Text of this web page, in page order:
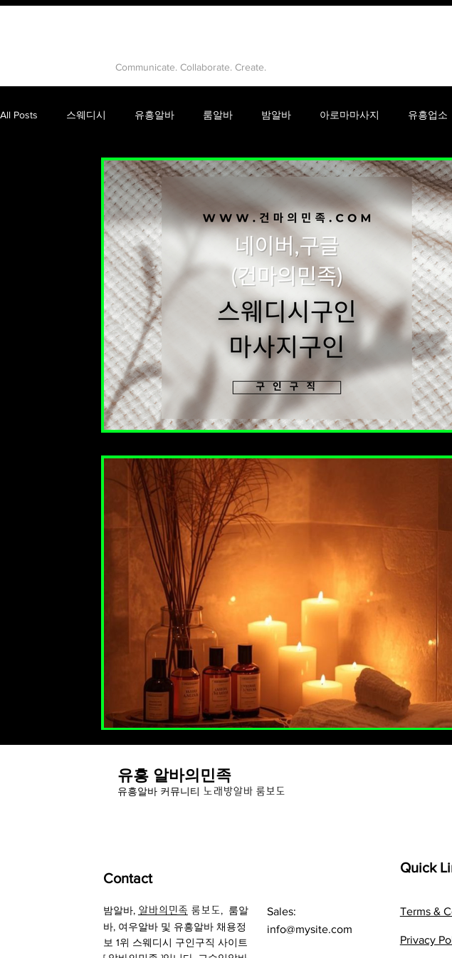
Communicate. Collaborate. Create.
All Posts 스웨디시 유흥알바 룸알바 밤알바 아로마마사지 유흥업소
고수익알바 강남룸알바 유흥 룸싸롱알바 셔츠룸알바 단
음이온마사지 테라피마사지 맥스큐 남성
유흥 알바의민족
유흥알바 커뮤니티 노래방알바 룸보도
Contact
밤알바, 알바의민족 룸보도, 룸알
바, 여우알바 및 유흥알바 채용정
보 1위 스웨디시 구인구직 사이트
Sales:
info@mysite.com
Quick
Terms &
Privacy